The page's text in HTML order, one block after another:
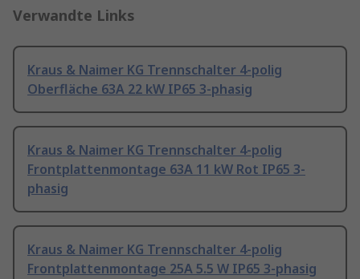
Verwandte Links
Kraus & Naimer KG Trennschalter 4-polig
Oberfläche 63A 22 kW IP65 3-phasig
Kraus & Naimer KG Trennschalter 4-polig
Frontplattenmontage 63A 11 kW Rot IP65 3-
phasig
Kraus & Naimer KG Trennschalter 4-polig
Frontplattenmontage 25A 5.5 W IP65 3-phasig